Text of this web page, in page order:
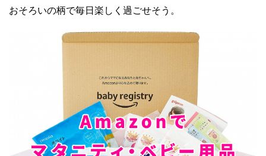
おそろいの柄で毎日楽しく過ごせそう。